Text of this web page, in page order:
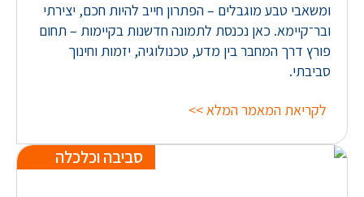
ומשאבי טבע מוגבלים – הפתרון חייב להיות חכם, יצירתי
ובר־קיימא. כאן נכנסת לתמונה חדשנות בקיימות – תחום
פורץ דרך המחבר בין מדע, טכנולוגיה, יזמות וחינוך
סביבתי.
לקריאת המאמר המלא >>
סביבה וכלכלה